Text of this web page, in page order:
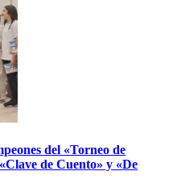
del «Torneo de
de Cuento» y «De